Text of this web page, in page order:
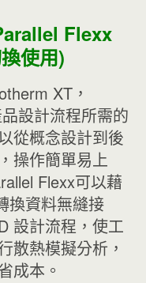
Flexx
使用)
XT，
設計流程所需的
從概念設計到後
操作簡單易上
Flexx可以藉
換資料無縫接
設計流程，使工
散熱模擬分析，
成本。